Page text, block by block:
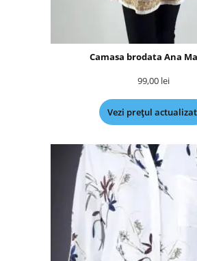
Camasa brodata Ana
99,00 lei
Vezi prețul